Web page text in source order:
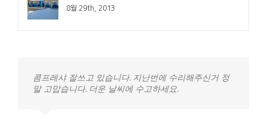
8월 29th, 2013
콤프레샤 잘쓰고 있습니다. 지난번에 수리해주신거 정
말 고맙습니다. 더운 날씨에 수고하세요.